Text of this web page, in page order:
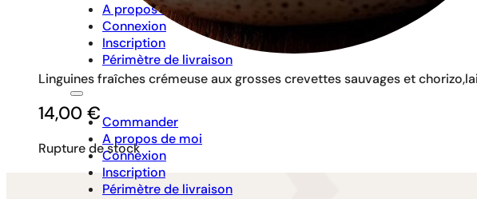
A propos de moi
Connexion
Inscription
Périmètre de livraison
Commander
A propos de moi
Connexion
Inscription
Périmètre de livraison
Linguines fraîches crémeuse aux grosses crevettes sauvages et
14,00 €
Rupture de stock